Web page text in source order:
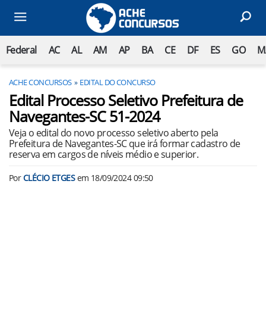
Federal AC AL AM AP BA CE DF ES GO
ACHE CONCURSOS EDITAL DO CONCURSO
Edital Processo Seletivo Prefeitura de
Navegantes-SC 51-2024
Veja o edital do novo processo seletivo aberto pela
Prefeitura de Navegantes-SC que irá formar cadastro de
reserva em cargos de níveis médio e superior.
PorCLÉCIO ETGESem 18/09/2024 09:50